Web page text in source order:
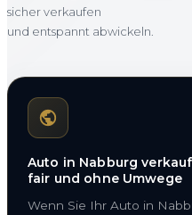
sicher verkaufen
und entspannt abwickeln.
Auto in Nabburg
fair und ohne Umwege
Wenn Sie Ihr Auto in